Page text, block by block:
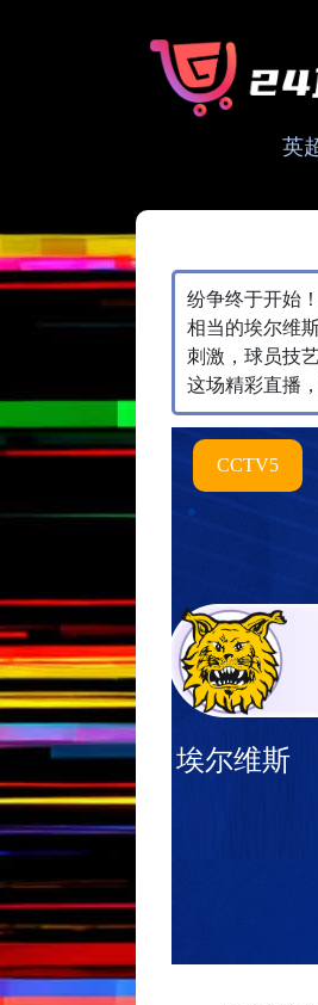
英
纷争终于开始
相当的埃尔维
刺激，球员技
这场精彩直播
CCTV5
埃尔维斯